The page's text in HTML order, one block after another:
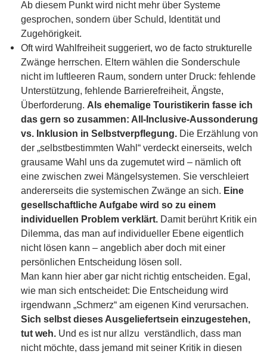
Ab diesem Punkt wird nicht mehr über Systeme
gesprochen, sondern über Schuld, Identität und
Zugehörigkeit.
Oft wird Wahlfreiheit suggeriert, wo de facto strukturelle
Zwänge herrschen. Eltern wählen die Sonderschule
nicht im luftleeren Raum, sondern unter Druck: fehlende
Unterstützung, fehlende Barrierefreiheit, Ängste,
Überforderung. Als ehemalige Touristikerin fasse ich
das gern so zusammen: All-Inclusive-Aussonderung
vs. Inklusion in Selbstverpflegung. Die Erzählung von
der „selbstbestimmten Wahl“ verdeckt einerseits, welch
grausame Wahl uns da zugemutet wird – nämlich oft
eine zwischen zwei Mängelsystemen. Sie verschleiert
andererseits die systemischen Zwänge an sich. Eine
gesellschaftliche Aufgabe wird so zu einem
individuellen Problem verklärt.Damit berührt Kritik ein
Dilemma, das man auf individueller Ebene eigentlich
nicht lösen kann – angeblich aber doch mit einer
persönlichen Entscheidung lösen soll.
Man kann hier aber gar nicht richtig entscheiden. Egal,
wie man sich entscheidet: Die Entscheidung wird
irgendwann „Schmerz“ am eigenen Kind verursachen.
Sich selbst dieses Ausgeliefertsein einzugestehen,
tut weh.Und es ist nur allzu verständlich, dass man
nicht möchte, dass jemand mit seiner Kritik in diesen